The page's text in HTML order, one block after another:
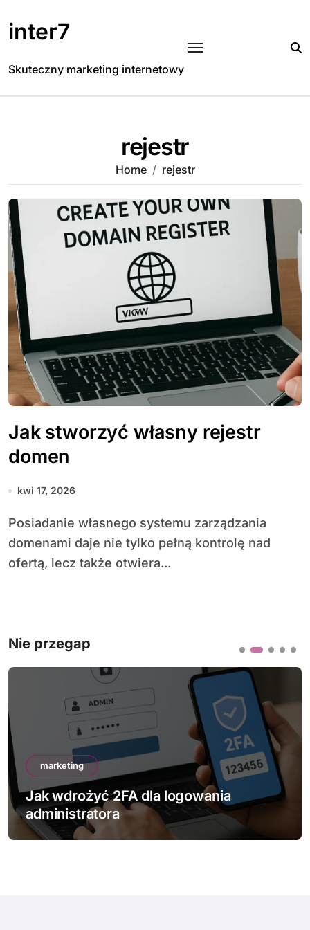
to
content
inter7
Skuteczny marketing internetowy
rejestr
Home rejestr
Jak stworzyć własny rejestr
domen
kwi 17, 2026
Posiadanie własnego systemu zarządzania
domenami daje nie tylko pełną kontrolę nad
ofertą, lecz także otwiera...
Nie przegap
marketing
Jak wdrożyć 2FA dla logowania
administratora